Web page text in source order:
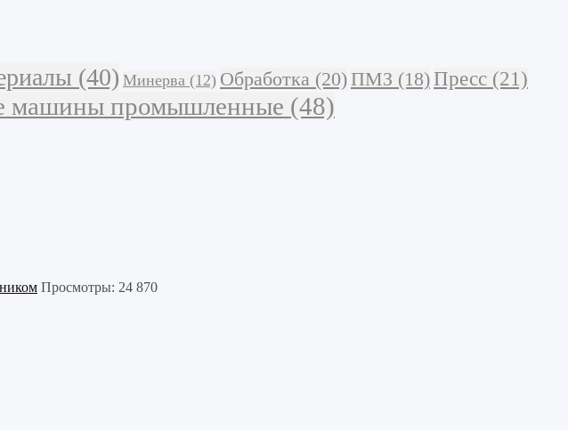
(40) Минерва (12) Обработка (20) ПМЗ (18) Пресс (21)
машины промышленные (48)
Просмотры: 24 870